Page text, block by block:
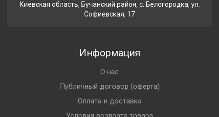
Киевская область, Бучанский район, с. Белогородка, ул.
Софиевская, 17
Информация
О нас
Публичный договор (оферта)
Оплата и доставка